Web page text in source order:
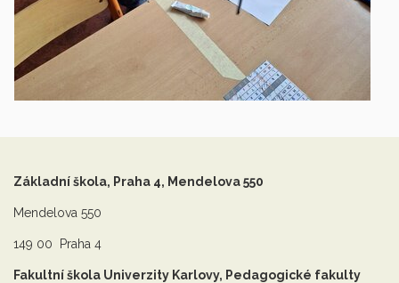
Základní škola, Praha 4, Mendelova 550
Mendelova 550
149 00 Praha 4
Fakultní škola Univerzity Karlovy, Pedagogické fakulty